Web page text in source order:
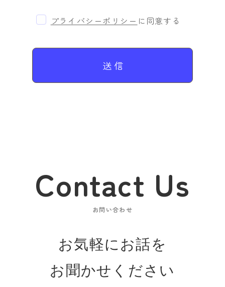
プライバシーポリシー に同意する
Contact Us
お問い合わせ
お気軽にお話を
お聞かせください